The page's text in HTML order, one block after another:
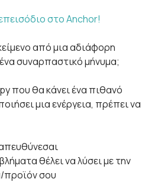
στο Anchor!
από μια αδιάφορη
συναρπαστικό μήνυμα;
που θα κάνει ένα πιθανό
μια ενέργεια, πρέπει να
θέλει να λύσει με την
προϊόν σου